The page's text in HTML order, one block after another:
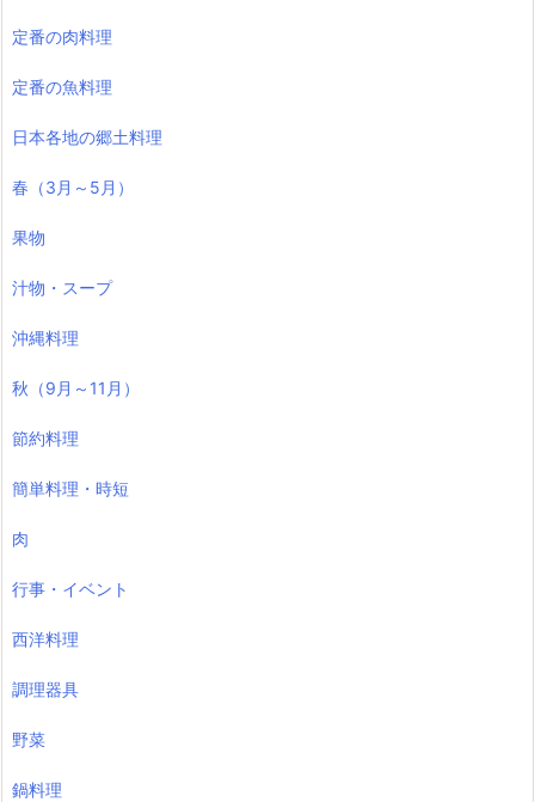
定番の肉料理
定番の魚料理
日本各地の郷土料理
春（3月～5月）
果物
汁物・スープ
沖縄料理
秋（9月～11月）
節約料理
簡単料理・時短
肉
行事・イベント
西洋料理
調理器具
野菜
鍋料理